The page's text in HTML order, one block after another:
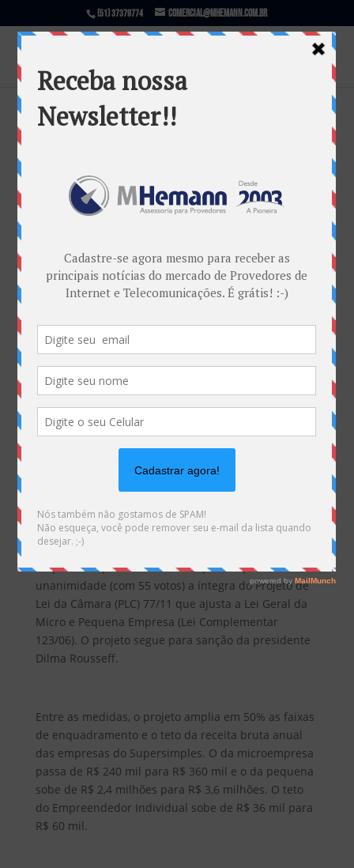
(51) 37379774 comercial@mhemann.com.br
Senado aprova projeto que amplia
Marcos Centeno Hemann
Brasília – Nesta quarta-feira (05) -; Dia da Micro e
Pequena Empresa – o Senado aprovou por
unanimidade (com 55 votos) a íntegra do Projeto de
Lei da Câmara (PLC) 77/11 que ajusta a Lei Geral da
Micro e Pequena Empresa (Lei Complementar
123/06). O projeto segue para sanção da presidente
Dilma Rousseff.
Entre as medidas, o projeto amplia em 50% as faixas
de enquadramento e o teto da receita bruta anual
das empresas do Supersimples. O da microempresa
passa de R$ 240 mil para R$ 360 mil e o da pequena
sobe de R$ 2,4 milhões para R$ 3,6 milhões. O teto
do Empreendedor Individual sobe de R$ 36 mil para
R$ 60 mil.